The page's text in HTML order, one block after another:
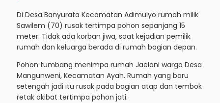
Di Desa Banyurata Kecamatan Adimulyo rumah milik
Sawilem (70) rusak tertimpa pohon sepanjang 15
meter. Tidak ada korban jiwa, saat kejadian pemilik
rumah dan keluarga berada di rumah bagian depan.
Pohon tumbang menimpa rumah Jaelani warga Desa
Mangunweni, Kecamatan Ayah. Rumah yang baru
setengah jadi itu rusak pada bagian atap dan tembok
retak akibat tertimpa pohon jati.